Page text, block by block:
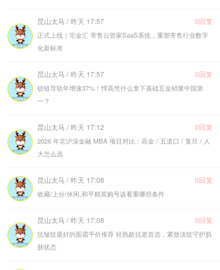
昆山太马 / 昨天 17:57 0回复
正式上线｜宅金汇·寄售云管家SaaS系统，重塑寄售行业数字
化新标准
昆山太马 / 昨天 17:57 0回复
铰链导轨年增速37%！悍高凭什么拿下基础五金销量中国第
一？
昆山太马 / 昨天 17:12 0回复
2026 年京沪深金融 MBA 项目对比：高金 / 五道口 / 复旦 / 人
大怎么选
昆山太马 / 昨天 17:08 0回复
收藏/上分/休闲,和平精英购号该看重哪些条件
昆山太马 / 昨天 17:08 0回复
抗皱纹最好的面霜平价推荐 轻熟龄抗老首选，紧致淡纹守护肌
肤状态